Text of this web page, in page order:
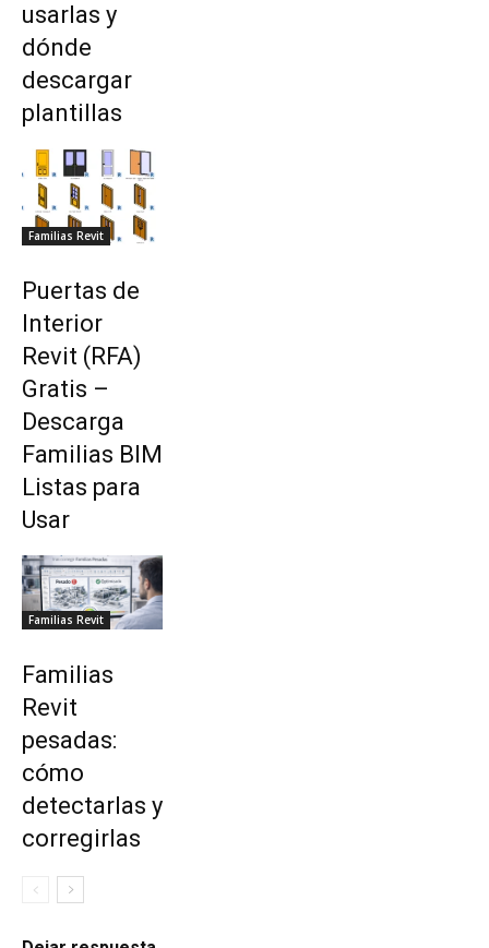
usarlas y
dónde
descargar
plantillas
Familias Revit
Puertas de
Interior
Revit (RFA)
Gratis –
Descarga
Familias BIM
Listas para
Usar
Familias Revit
Familias
Revit
pesadas:
cómo
detectarlas y
corregirlas